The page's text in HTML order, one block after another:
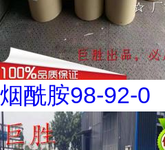
烟酰胺98-92-0